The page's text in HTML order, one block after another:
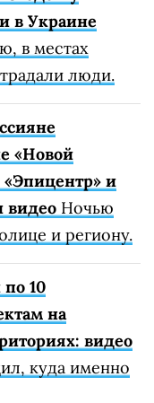
в Украине
в местах
люди.
«Новой
и
видео Ночью
и региону.
10
на
видео
куда именно